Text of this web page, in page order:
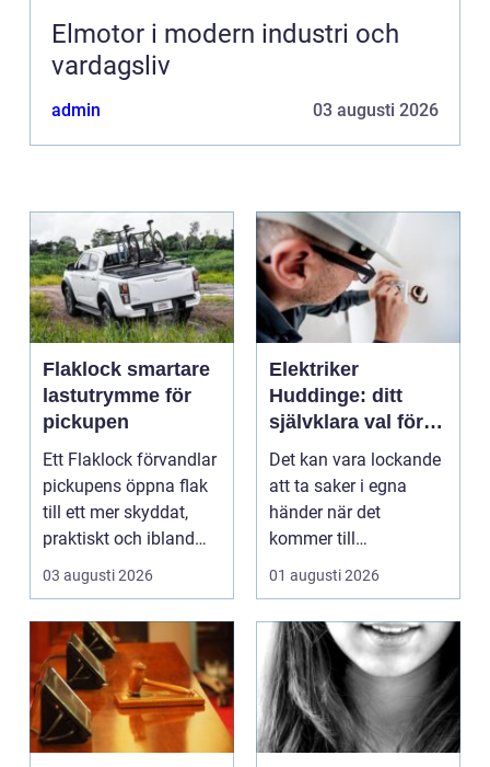
Elmotor i modern industri och
vardagsliv
admin 03 augusti 2026
Flaklock smartare
lastutrymme för
pickupen
Ett Flaklock förvandlar
pickupens öppna flak
till ett mer skyddat,
praktiskt och ibland
också mer br...
03 augusti 2026
Elektriker
Huddinge: ditt
självklara val för
säker elinstallation
Det kan vara lockande
att ta saker i egna
händer när det
kommer till
hemförbättr...
01 augusti 2026